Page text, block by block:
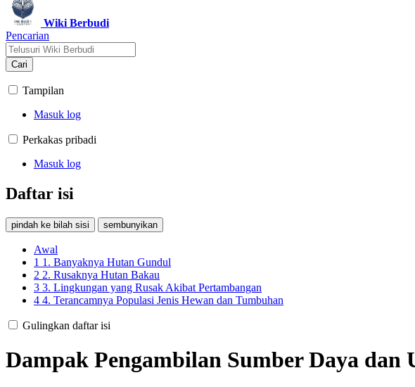
Wiki Berbudi
Pencarian
Cari
Tampilan
Masuk log
Perkakas pribadi
Masuk log
Daftar isi
pindah ke bilah sisi sembunyikan
Awal
1 1. Banyaknya Hutan Gundul
2 2. Rusaknya Hutan Bakau
3 3. Lingkungan yang Rusak Akibat Pertambangan
4 4. Terancamnya Populasi Jenis Hewan dan Tumbuhan
Gulingkan daftar isi
Dampak Pengambilan Sumber Daya dan